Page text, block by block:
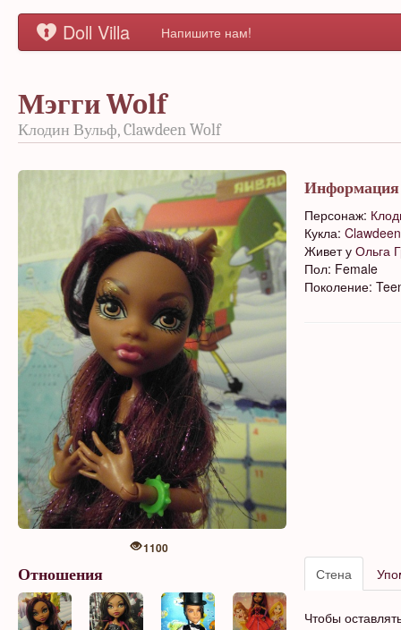
Doll Villa Напишите нам!
Мэгги Wolf
Клодин Вульф, Clawdeen Wolf
1100
Информация
Персонаж:
Кукла:
Живет у Ольга
Пол: Female
Поколение:
Отношения Стена
Чтобы